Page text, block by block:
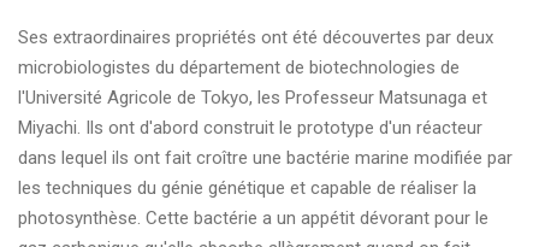
Ses extraordinaires propriétés ont été découvertes par deux
microbiologistes du département de biotechnologies de
l'Université Agricole de Tokyo, les Professeur Matsunaga et
Miyachi. Ils ont d'abord construit le prototype d'un réacteur
dans lequel ils ont fait croître une bactérie marine modifiée par
les techniques du génie génétique et capable de réaliser la
photosynthèse. Cette bactérie a un appétit dévorant pour le